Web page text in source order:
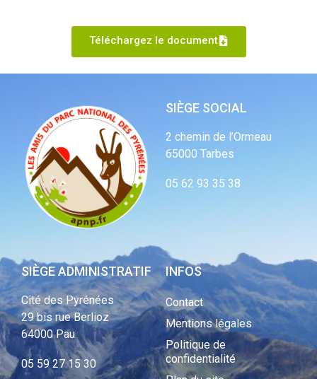
Téléchargez le document
SIÈGE SOCIAL
2 chemin de l’Ormeau
65000 Tarbes
05 62 93 35 38
SIÈGE ADMINISTRATIF
Cité des Pyrénées
29 bis rue Berlioz
64000 Pau
05 59 27 15 30
INFOS
Contact
Mentions légales
Politique de
confidentialité